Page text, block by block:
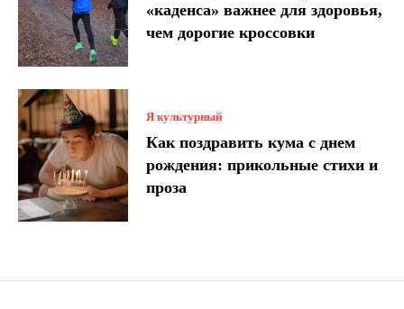
«каденса» важнее для здоровья,
чем дорогие кроссовки
Я культурный
Как поздравить кума с днем ​​
рождения: прикольные стихи и
проза